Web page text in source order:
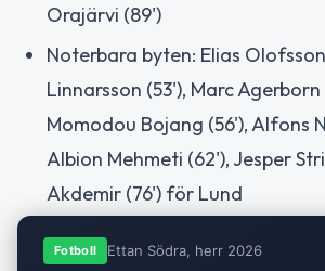
Orajärvi (89')
Noterbara byten: Elias
Linnarsson (53'), Marc
Momodou Bojang (56'), Alfons
Albion Mehmeti (62'), Jesper
Akdemir (76') för Lund
Fotboll Ettan Södra, herr 2026